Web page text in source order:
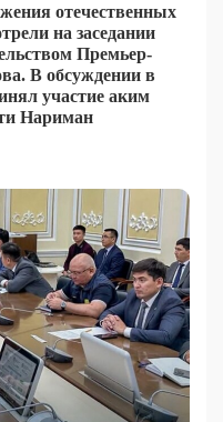
отечественных
на заседании
Премьер-
В обсуждении в
участие аким
Нариман